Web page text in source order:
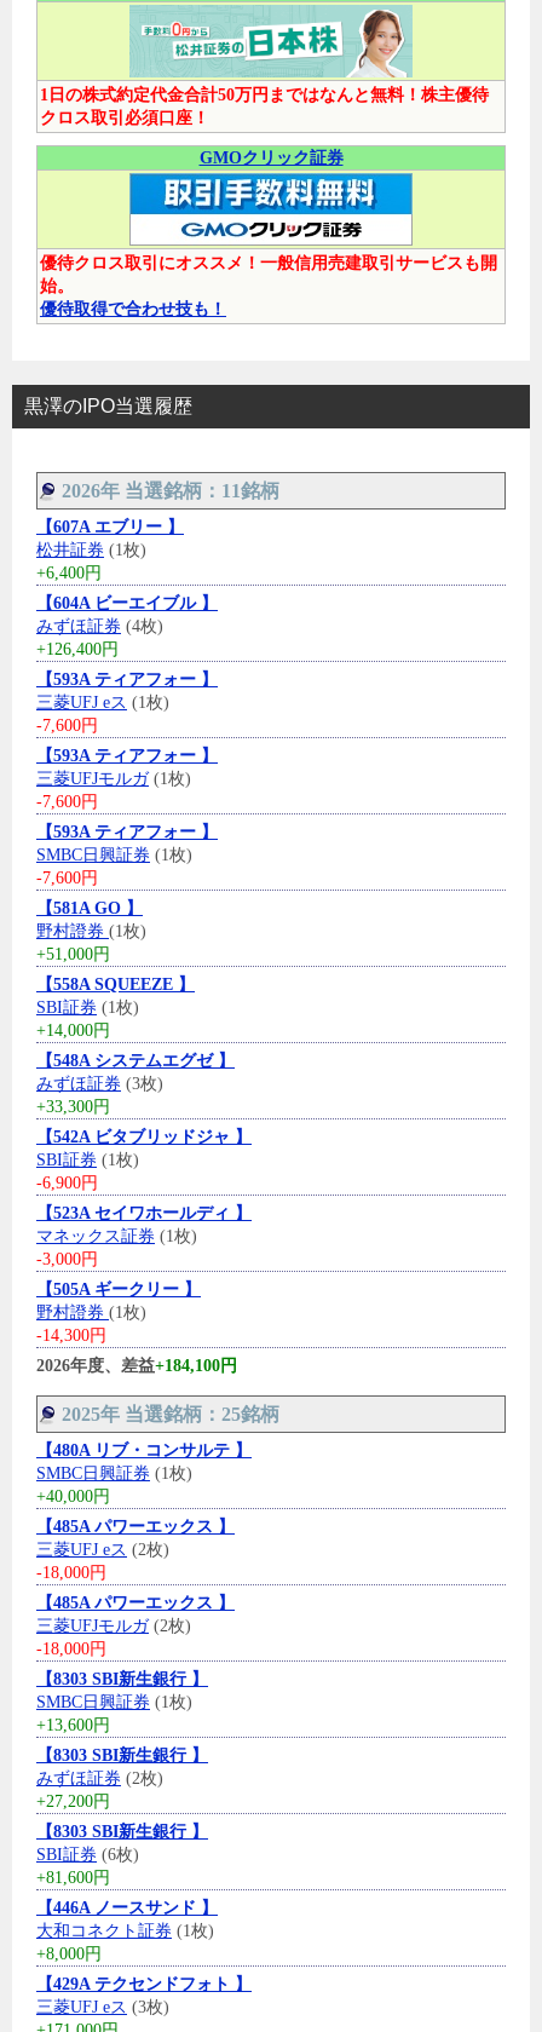
1日の株式約定代金合計50万円まではなんと無料！株主優待
クロス取引必須口座！
GMOクリック証券
優待クロス取引にオススメ！一般信用売建取引サービスも開
始。
優待取得で合わせ技も！
黒澤のIPO当選履歴
2026年 当選銘柄：11銘柄
【607A エブリー 】
松井証券 (1枚)
+6,400円
【604A ビーエイブル 】
みずほ証券 (4枚)
+126,400円
【593A ティアフォー 】
三菱UFJ eス (1枚)
-7,600円
【593A ティアフォー 】
三菱UFJモルガ(1枚)
-7,600円
【593A ティアフォー 】
SMBC日興証券 (1枚)
-7,600円
【581A GO 】
野村證券 (1枚)
+51,000円
【558A SQUEEZE 】
SBI証券 (1枚)
+14,000円
【548A システムエグゼ 】
みずほ証券 (3枚)
+33,300円
【542A ビタブリッドジャ 】
SBI証券 (1枚)
-6,900円
【523A セイワホールディ 】
マネックス証券 (1枚)
-3,000円
【505A ギークリー 】
野村證券 (1枚)
-14,300円
2026年度、差益+184,100円
2025年 当選銘柄：25銘柄
【480A リブ・コンサルテ 】
SMBC日興証券 (1枚)
+40,000円
【485A パワーエックス 】
三菱UFJ eス (2枚)
-18,000円
【485A パワーエックス 】
三菱UFJモルガ(2枚)
-18,000円
【8303 SBI新生銀行 】
SMBC日興証券 (1枚)
+13,600円
【8303 SBI新生銀行 】
みずほ証券 (2枚)
+27,200円
【8303 SBI新生銀行 】
SBI証券 (6枚)
+81,600円
【446A ノースサンド 】
大和コネクト証券 (1枚)
+8,000円
【429A テクセンドフォト 】
三菱UFJ eス (3枚)